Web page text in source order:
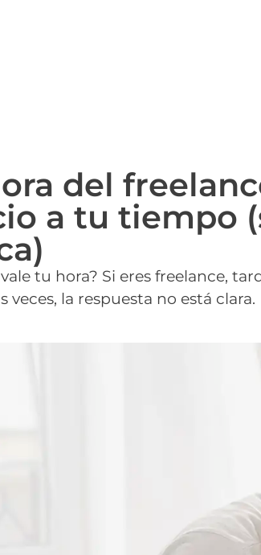
del
a tu tiempo
tu hora? Si eres freelance,
veces, la respuesta no está clara.